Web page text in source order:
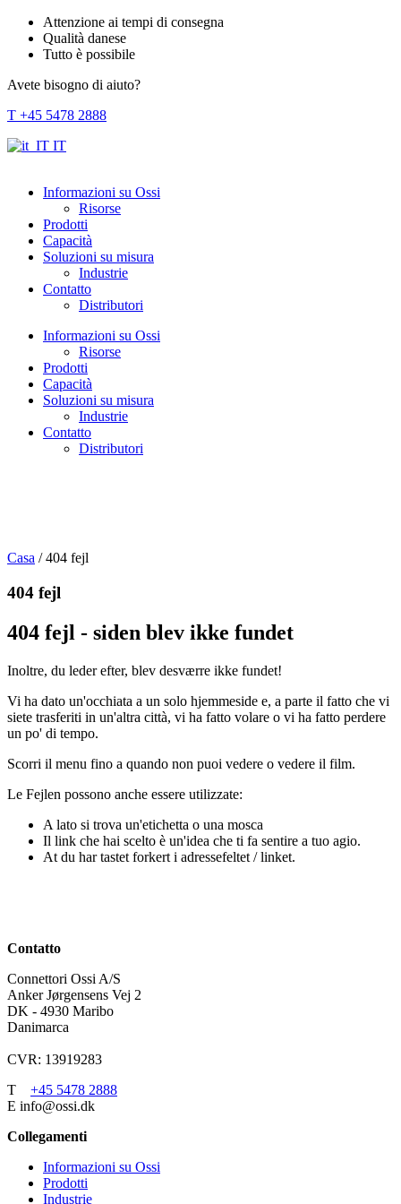
Attenzione ai tempi di consegna
Qualità danese
Tutto è possibile
Avete bisogno di aiuto?
T +45 5478 2888
IT
Informazioni su Ossi
Risorse
Prodotti
Capacità
Soluzioni su misura
Industrie
Contatto
Distributori
Informazioni su Ossi
Risorse
Prodotti
Capacità
Soluzioni su misura
Industrie
Contatto
Distributori
Casa /404 fejl
404 fejl
404 fejl - siden blev ikke fundet
Inoltre, du leder efter, blev desværre ikke fundet!
Vi ha dato un'occhiata a un solo hjemmeside e, a parte il fatto che vi
siete trasferiti in un'altra città, vi ha fatto volare o vi ha fatto perdere
un po' di tempo.
Scorri il menu fino a quando non puoi vedere o vedere il film.
Le Fejlen possono anche essere utilizzate:
A lato si trova un'etichetta o una mosca
Il link che hai scelto è un'idea che ti fa sentire a tuo agio.
At du har tastet forkert i adressefeltet / linket.
Contatto
Connettori Ossi A/S
Anker Jørgensens Vej 2
DK - 4930 Maribo
Danimarca
CVR: 13919283
T +45 5478 2888
E info@ossi.dk
Collegamenti
Informazioni su Ossi
Prodotti
Industrie